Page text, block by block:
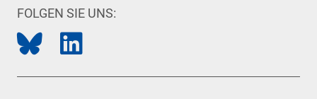
FOLGEN SIE UNS: